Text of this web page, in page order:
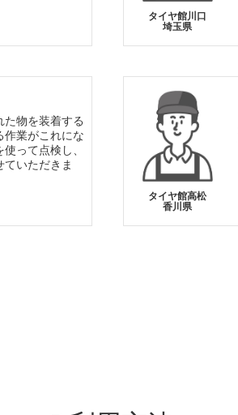
タイヤ館川口
埼玉県
た物を装着する
作業がこれにな
って点検し、
いただきま
タイヤ館高松
香川県